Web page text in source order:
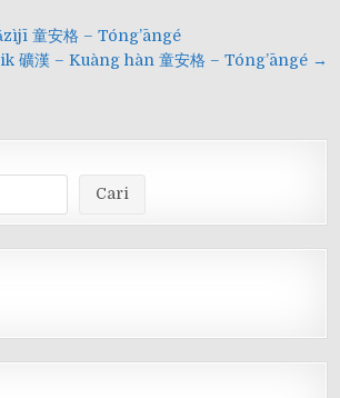
童安格 – Tóng’āngé
礦漢 – Kuàng hàn 童安格 – Tóng’āngé →
Cari